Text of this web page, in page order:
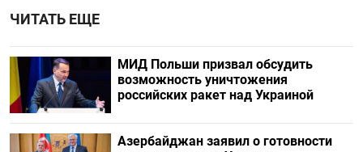
ЧИТАТЬ ЕЩЕ
МИД Польши призвал обсудить
возможность уничтожения
российских ракет над Украиной
Азербайджан заявил о готовности